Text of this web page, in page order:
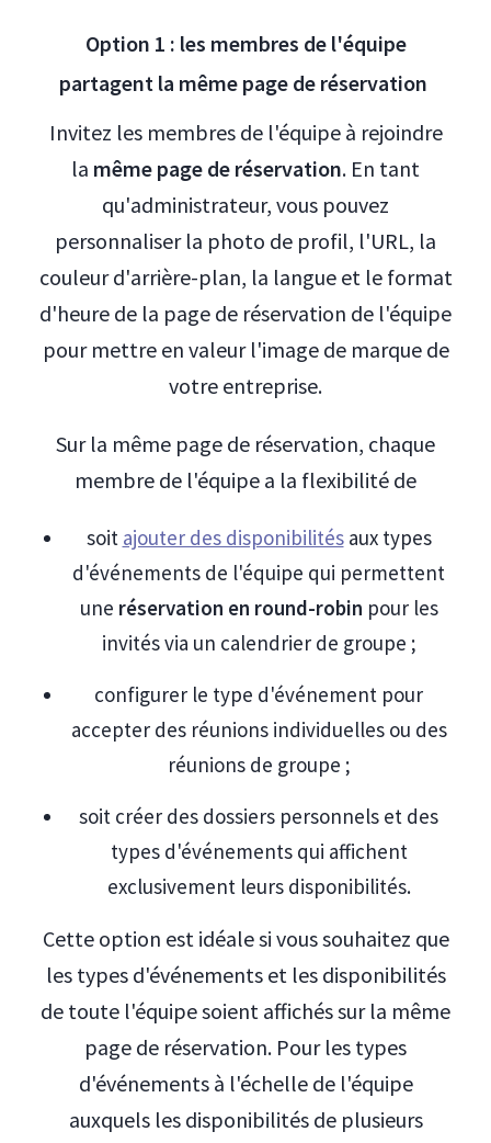
Option 1 : les membres de l'équipe
partagent la même page de réservation
Invitez les membres de l'équipe à rejoindre
la même page de réservation. En tant
qu'administrateur, vous pouvez
personnaliser la photo de profil, l'URL, la
couleur d'arrière-plan, la langue et le format
d'heure de la page de réservation de l'équipe
pour mettre en valeur l'image de marque de
votre entreprise.
Sur la même page de réservation, chaque
membre de l'équipe a la flexibilité de
soit ajouter des disponibilitésaux types
d'événements de l'équipe qui permettent
une réservation en round-robin pour les
invités via un calendrier de groupe ;
configurer le type d'événement pour
accepter des réunions individuelles ou des
réunions de groupe ;
soit créer des dossiers personnels et des
types d'événements qui affichent
exclusivement leurs disponibilités.
Cette option est idéale si vous souhaitez que
les types d'événements et les disponibilités
de toute l'équipe soient affichés sur la même
page de réservation. Pour les types
d'événements à l'échelle de l'équipe
auxquels les disponibilités de plusieurs